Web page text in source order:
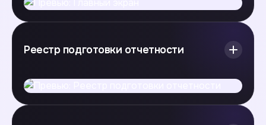
Реестр подготовки отчетности